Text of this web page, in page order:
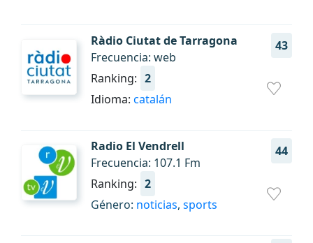
Ràdio Ciutat de Tarragona 43
Frecuencia: web
Ranking: 2
Idioma: catalán
Radio El Vendrell 44
Frecuencia: 107.1 Fm
Ranking: 2
Género: noticias, sports